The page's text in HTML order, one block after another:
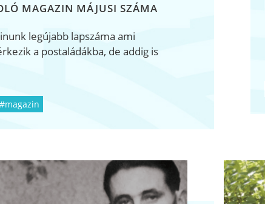
MAGAZIN MÁJUSI SZÁMA
legújabb lapszáma ami
a postaládákba, de addig is
#magazin